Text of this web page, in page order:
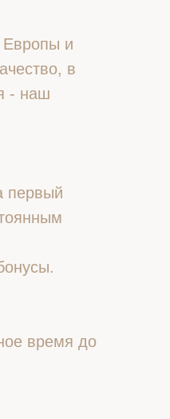
Европы и
в
- наш
первый
время до